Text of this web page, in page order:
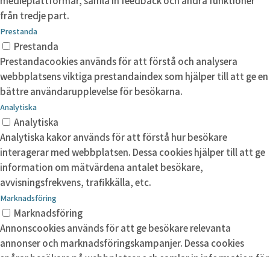
från tredje part.
Prestanda
Prestanda
Prestandacookies används för att förstå och analysera
webbplatsens viktiga prestandaindex som hjälper till att ge en
bättre användarupplevelse för besökarna.
Analytiska
Analytiska
Analytiska kakor används för att förstå hur besökare
interagerar med webbplatsen. Dessa cookies hjälper till att ge
information om mätvärdena antalet besökare,
avvisningsfrekvens, trafikkälla, etc.
Marknadsföring
Marknadsföring
Annonscookies används för att ge besökare relevanta
annonser och marknadsföringskampanjer. Dessa cookies